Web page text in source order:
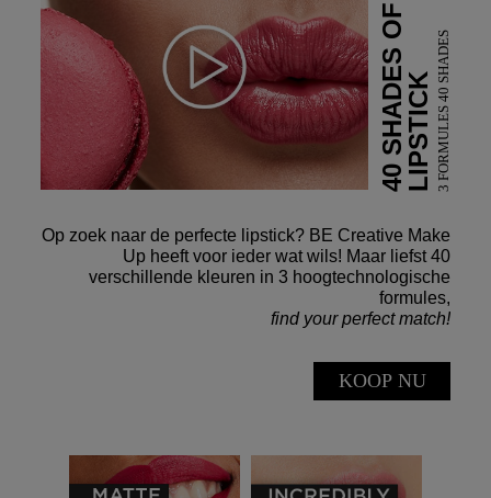
40 SHADES OFLIPSTICK3 FORMULES 40 SHADES
Op zoek naar de perfecte lipstick? BE Creative Make
Up heeft voor ieder wat wils! Maar liefst 40
verschillende kleuren in 3 hoogtechnologische
formules,
find your perfect match!
KOOP NU